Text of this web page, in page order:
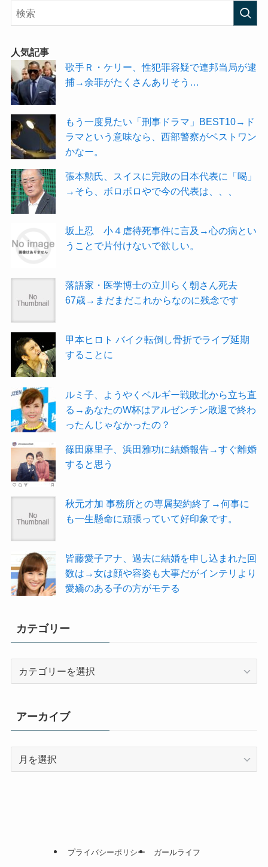
人気記事
歌手Ｒ・ケリー、性犯罪容疑で連邦当局が逮
捕→余罪がたくさんありそう…
もう一度見たい「刑事ドラマ」BEST10→ド
ラマという意味なら、西部警察がベストワン
かなー。
張本勲氏、スイスに完敗の日本代表に「喝」
→そら、ボロボロやで今の代表は、、、
坂上忍 小４虐待死事件に言及→心の病とい
うことで片付けないで欲しい。
落語家・医学博士の立川らく朝さん死去
67歳→まだまだこれからなのに残念です
甲本ヒロト バイク転倒し骨折でライブ延期
することに
ルミ子、ようやくベルギー戦敗北から立ち直
る→あなたのW杯はアルゼンチン敗退で終わ
ったんじゃなかったの？
篠田麻里子、浜田雅功に結婚報告→すぐ離婚
すると思う
秋元才加 事務所との専属契約終了→何事に
も一生懸命に頑張っていて好印象です。
皆藤愛子アナ、過去に結婚を申し込まれた回
数は→女は顔や容姿も大事だがインテリより
愛嬌のある子の方がモテる
カテゴリー
リ
ー
アーカイブ
プライバシーポリシー ガールライフ